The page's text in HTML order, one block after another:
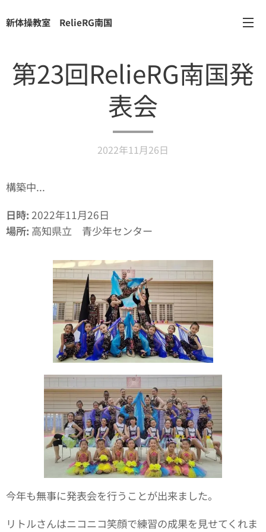
新体操教室 RelieRG南国
第23回RelieRG南国発
表会
2022年11月26日
構築中...
日時: 2022年11月26日
場所: 高知県立 青少年センター
今年も無事に発表会を行うことが出来ました。
リトルさんはニコニコ笑顔で練習の成果を見せてくれま